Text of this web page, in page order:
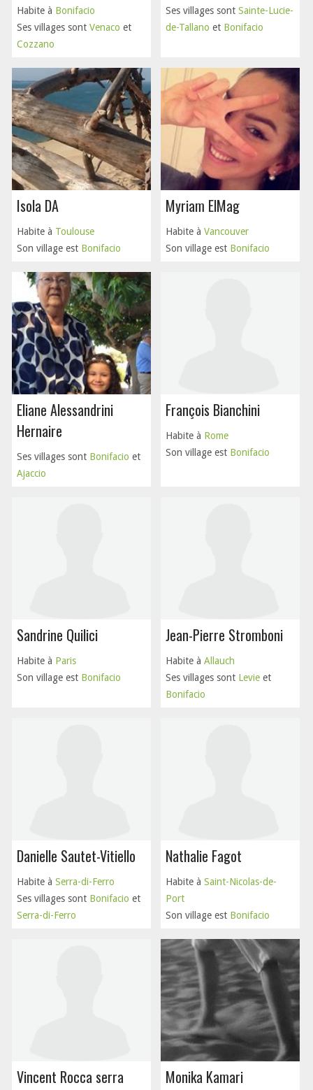
Habite à Bonifacio
Ses villages sont Venaco et
Cozzano
Ses villages sont Sainte-Lucie-
de-Tallano et Bonifacio
Isola DA
Habite à Toulouse
Son village est Bonifacio
Myriam ElMag
Habite à Vancouver
Son village est Bonifacio
Eliane Alessandrini
Hernaire
Ses villages sont Bonifacio et
Ajaccio
François Bianchini
Habite à Rome
Son village est Bonifacio
Sandrine Quilici
Habite à Paris
Son village est Bonifacio
Jean-Pierre Stromboni
Habite à Allauch
Ses villages sont Levie et
Bonifacio
Danielle Sautet-Vitiello
Habite à Serra-di-Ferro
Ses villages sont Bonifacio et
Serra-di-Ferro
Nathalie Fagot
Habite à Saint-Nicolas-de-
Port
Son village est Bonifacio
Vincent Rocca serra Monika Kamari